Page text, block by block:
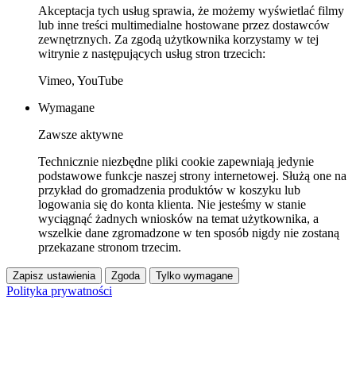
Akceptacja tych usług sprawia, że możemy wyświetlać filmy
lub inne treści multimedialne hostowane przez dostawców
zewnętrznych. Za zgodą użytkownika korzystamy w tej
witrynie z następujących usług stron trzecich:
Vimeo, YouTube
Wymagane
Zawsze aktywne
Technicznie niezbędne pliki cookie zapewniają jedynie
podstawowe funkcje naszej strony internetowej. Służą one na
przykład do gromadzenia produktów w koszyku lub
logowania się do konta klienta. Nie jesteśmy w stanie
wyciągnąć żadnych wniosków na temat użytkownika, a
wszelkie dane zgromadzone w ten sposób nigdy nie zostaną
przekazane stronom trzecim.
Zapisz ustawienia Zgoda Tylko wymagane
Polityka prywatności